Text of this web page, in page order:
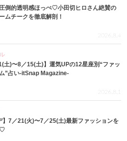
倒的透明感ほっぺ♡小田切ヒロさん絶賛の
ムチークを徹底解剖！
2026.8.4
土)〜8／15(土)】運気UPの12星座別“ファッ
”占い-itSnap Magazine-
2026.8.1
】7／21(火)〜7／25(土)最新ファッションを
♡